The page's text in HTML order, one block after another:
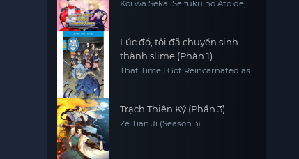
Koi wa Sekai Seifuku no Ato de,
Lúc đó, tôi đã chuyển sinh
thành slime (Phàn 1)
That Time I Got Reincarnated as
Trạch Thiên Ký (Phần 3)
Ze Tian Ji (Season 3)